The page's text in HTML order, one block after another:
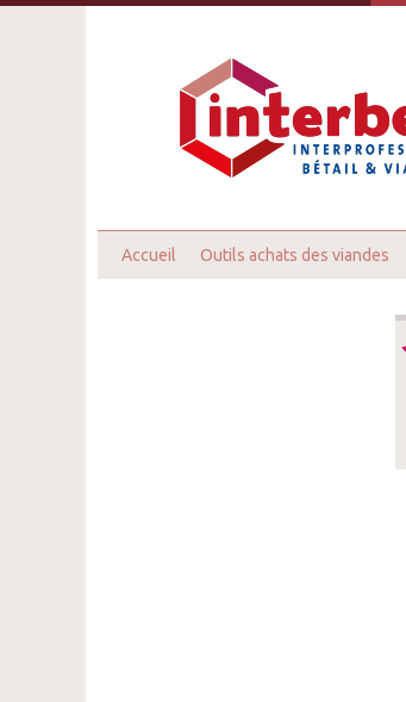
Accueil Outils achats des viandes